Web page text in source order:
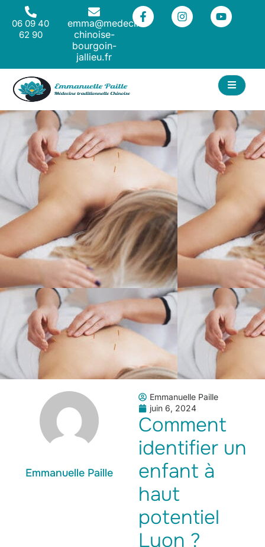
06 09 40
62 90
emma@medecine-
chinoise-
bourgoin-
jallieu.fr
Emmanuelle Paille
Emmanuelle Paille
juin 6, 2024
Comment
identifier un
enfant à
haut
potentiel
Lyon ?